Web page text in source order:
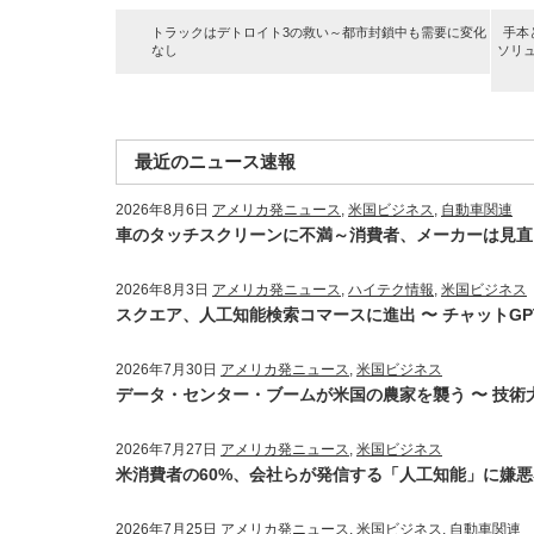
トラックはデトロイト3の救い～都市封鎖中も需要に変化
なし
手本
ソリ
最近のニュース速報
2026年8月6日 アメリカ発ニュース, 米国ビジネス, 自動車関連
車のタッチスクリーンに不満～消費者、メーカーは見
2026年8月3日 アメリカ発ニュース, ハイテク情報, 米国ビジネス
スクエア、人工知能検索コマースに進出 〜 チャット
2026年7月30日 アメリカ発ニュース, 米国ビジネス
データ・センター・ブームが米国の農家を襲う 〜 技
2026年7月27日 アメリカ発ニュース, 米国ビジネス
米消費者の60%、会社らが発信する「人工知能」に嫌
2026年7月25日 アメリカ発ニュース, 米国ビジネス, 自動車関連